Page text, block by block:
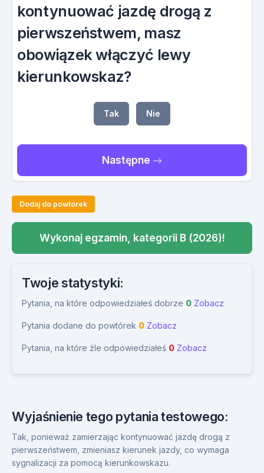
kontynuować jazdę drogą z
pierwszeństwem, masz
obowiązek włączyć lewy
kierunkowskaz?
Tak Nie
Następne
Dodaj do powtórek
Wykonaj egzamin, kategorii B (2026)!
Twoje statystyki:
Pytania, na które odpowiedziałeś dobrze 0 Zobacz
Pytania dodane do powtórek 0 Zobacz
Pytania, na które źle odpowiedziałeś 0 Zobacz
Wyjaśnienie tego pytania testowego:
Tak, ponieważ zamierzając kontynuować jazdę drogą z
pierwszeństwem, zmieniasz kierunek jazdy, co wymaga
sygnalizacji za pomocą kierunkowskazu.